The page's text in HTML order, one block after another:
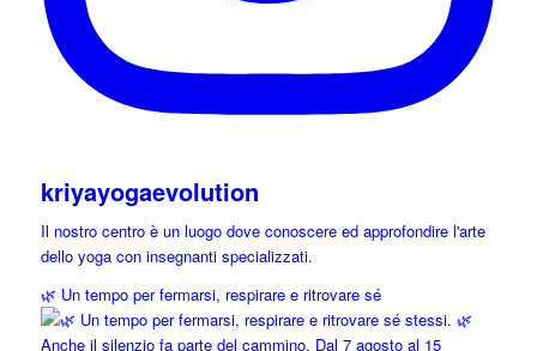
kriyayogaevolution
Il nostro centro è un luogo dove conoscere ed approfondire l'arte
dello yoga con insegnanti specializzati.
🌿 Un tempo per fermarsi, respirare e ritrovare sé